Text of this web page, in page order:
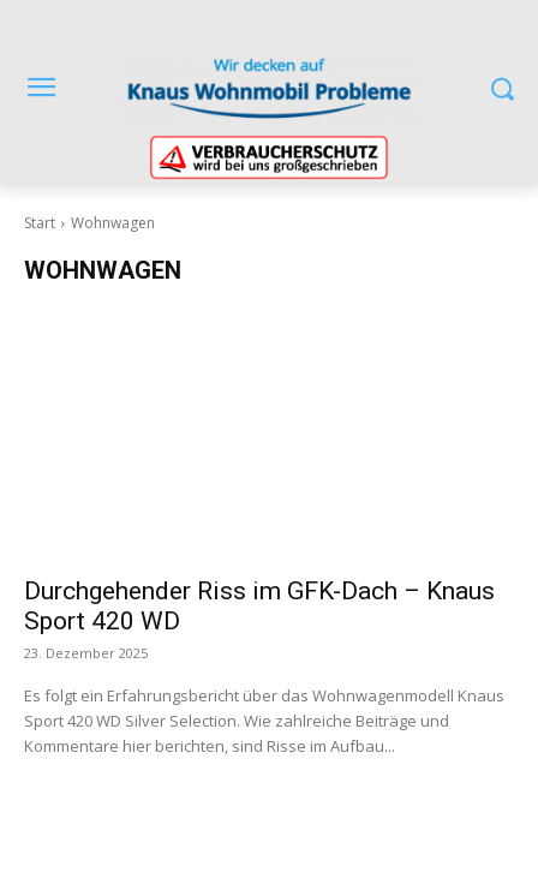
Start Wohnwagen
WOHNWAGEN
Durchgehender Riss im GFK-Dach – Knaus
Sport 420 WD
23. Dezember 2025
Es folgt ein Erfahrungsbericht über das Wohnwagenmodell Knaus
Sport 420 WD Silver Selection. Wie zahlreiche Beiträge und
Kommentare hier berichten, sind Risse im Aufbau...